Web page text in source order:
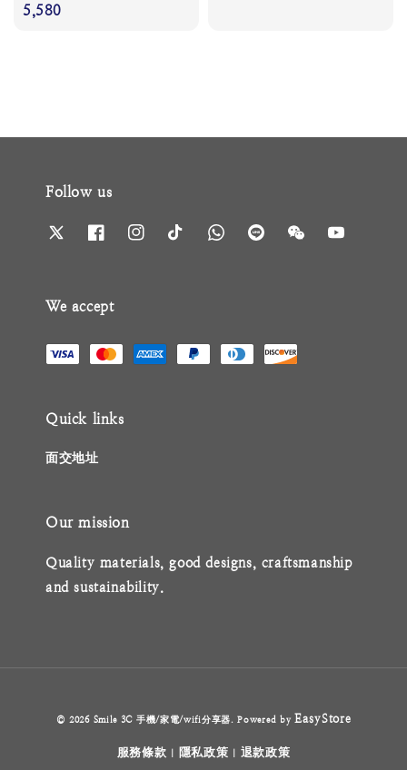
price
5,580
Follow us
We accept
Quick links
面交地址
Our mission
Quality materials, good designs, craftsmanship
and sustainability.
© 2026 Smile 3C 手機/家電/wifi分享器. Powered byEasyStore
服務條款 隱私政策 退款政策